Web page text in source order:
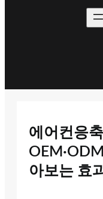
에어컨응
아보는 효